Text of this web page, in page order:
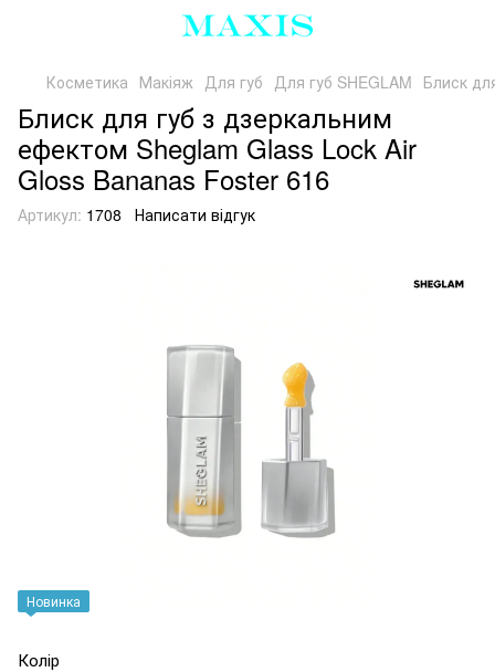
Косметика Макіяж Для губ Для губ SHEGLAM Блиск
Блиск для губ з дзеркальним
ефектом Sheglam Glass Lock Air
Gloss Bananas Foster 616
Артикул: 1708 Написати відгук
Новинка
Колір